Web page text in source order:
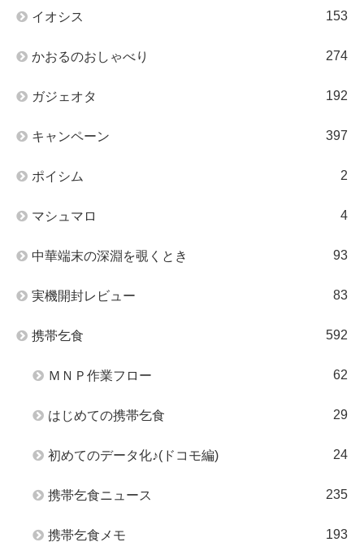
イオシス 153
かおるのおしゃべり 274
ガジェオタ 192
キャンペーン 397
ポイシム 2
マシュマロ 4
中華端末の深淵を覗くとき 93
実機開封レビュー 83
携帯乞食 592
ＭＮＰ作業フロー 62
はじめての携帯乞食 29
初めてのデータ化♪(ドコモ編) 24
携帯乞食ニュース 235
携帯乞食メモ 193